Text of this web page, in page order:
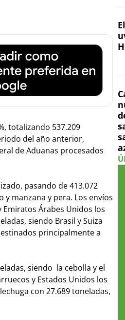
totalizando 537.209
del año anterior,
de Aduanas procesados
pasando de 413.072
manzana y pera. Los envíos
Árabes Unidos los
siendo Brasil y Suiza
principalmente a
siendo la cebolla y el
y Estados Unidos los
con 27.689 toneladas,